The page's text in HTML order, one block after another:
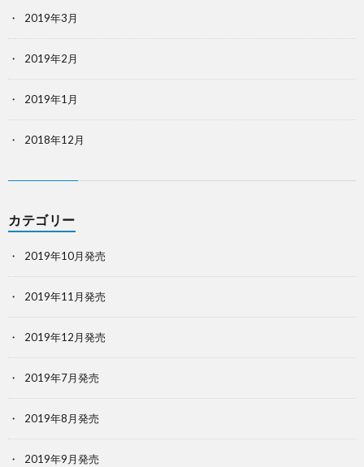
2019年3月
2019年2月
2019年1月
2018年12月
カテゴリー
2019年10月発売
2019年11月発売
2019年12月発売
2019年7月発売
2019年8月発売
2019年9月発売